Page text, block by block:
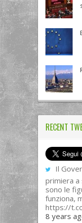
RECENT
Il
primiera a
sono le
funziona,
https://
8 years